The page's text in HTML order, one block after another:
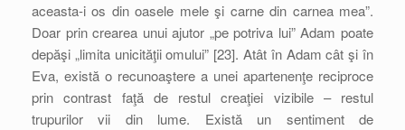
aceasta-i os din oasele mele şi carne din carnea mea”.
Doar prin crearea unui ajutor „pe potriva lui” Adam poate
depăşi „limita unicităţii omului” [23]. Atât în Adam cât şi în
Eva, există o recunoaştere a unei apartenenţe reciproce
prin contrast faţă de restul creaţiei vizibile – restul
trupurilor vii din lume. Există un sentiment de